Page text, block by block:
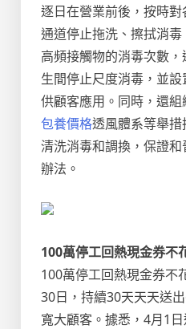
逐日在營業前後，按時
通道停止拖洗、擦拭消
高頻接觸物的消毒次數
生間停止尺度消毒，並
供顧客應用。同時，還
包養價格透風體系等舉
清洗消毒和調換，保證
辦法。
100萬停工回熱現金券不
100萬停工回熱現金券不
30日，持續30天天天送
寬大顧客。據悉，4月1